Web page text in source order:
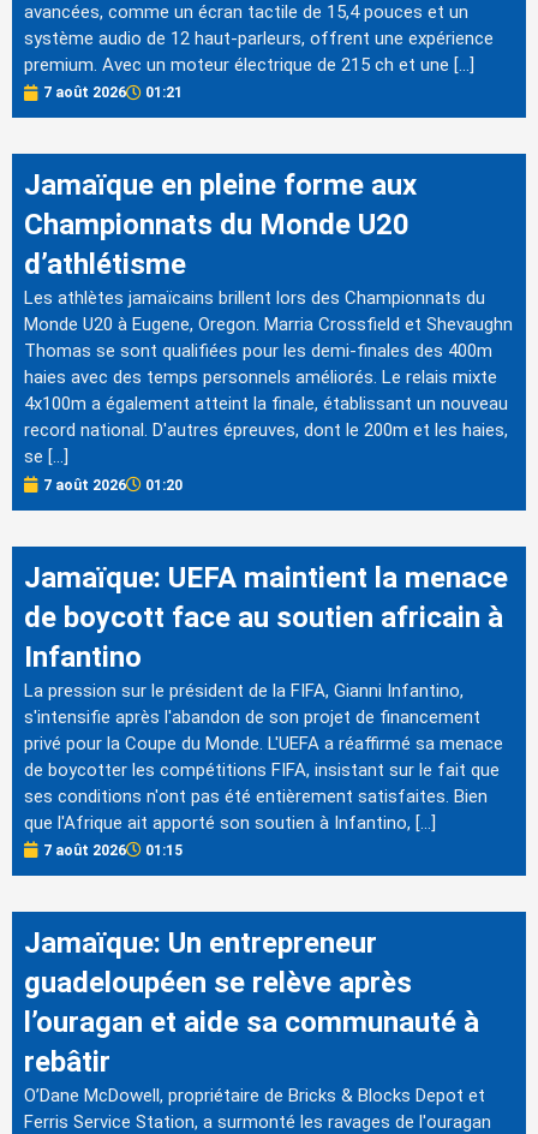
avancées, comme un écran tactile de 15,4 pouces et un
système audio de 12 haut-parleurs, offrent une expérience
premium. Avec un moteur électrique de 215 ch et une […]
7 août 2026 01:21
Jamaïque en pleine forme aux
Championnats du Monde U20
d’athlétisme
Les athlètes jamaïcains brillent lors des Championnats du
Monde U20 à Eugene, Oregon. Marria Crossfield et Shevaughn
Thomas se sont qualifiées pour les demi-finales des 400m
haies avec des temps personnels améliorés. Le relais mixte
4x100m a également atteint la finale, établissant un nouveau
record national. D'autres épreuves, dont le 200m et les haies,
se […]
7 août 2026 01:20
Jamaïque: UEFA maintient la menace
de boycott face au soutien africain à
Infantino
La pression sur le président de la FIFA, Gianni Infantino,
s'intensifie après l'abandon de son projet de financement
privé pour la Coupe du Monde. L'UEFA a réaffirmé sa menace
de boycotter les compétitions FIFA, insistant sur le fait que
ses conditions n'ont pas été entièrement satisfaites. Bien
que l'Afrique ait apporté son soutien à Infantino, […]
7 août 2026 01:15
Jamaïque: Un entrepreneur
guadeloupéen se relève après
l’ouragan et aide sa communauté à
rebâtir
O’Dane McDowell, propriétaire de Bricks & Blocks Depot et
Ferris Service Station, a surmonté les ravages de l'ouragan